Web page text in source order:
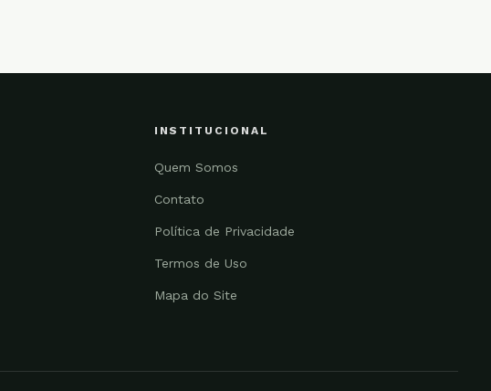
INSTITUCIONAL
Quem Somos
Contato
Política de Privacidade
Termos de Uso
Mapa do Site